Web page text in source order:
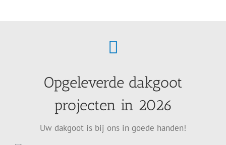
Opgeleverde dakgoot
projecten in 2026
Uw dakgoot is bij ons in goede handen!